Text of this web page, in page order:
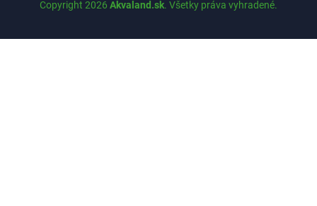
Copyright 2026 Akvaland.sk. Všetky práva vyhradené.